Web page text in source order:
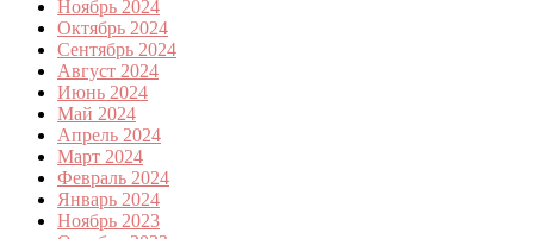
Ноябрь 2024
Октябрь 2024
Сентябрь 2024
Август 2024
Июнь 2024
Май 2024
Апрель 2024
Март 2024
Февраль 2024
Январь 2024
Ноябрь 2023